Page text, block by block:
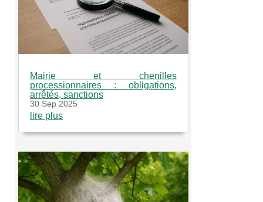
Mairie et chenilles
processionnaires : obligations,
arrêtés, sanctions
30 Sep 2025
lire plus